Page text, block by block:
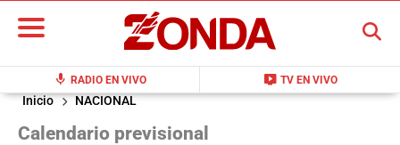
mic RADIO EN VIVO live_tv TV EN VIVO
BUSCAR
Inicio NACIONAL
Calendario previsional